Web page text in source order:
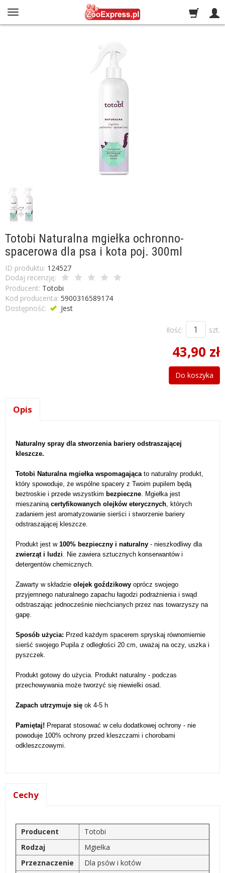
Totobi Naturalna mgiełka ochronno-
spacerowa dla psa i kota poj. 300ml
ID produktu: 124527
Dodaj recenzję:
Producent: Totobi
Kod producenta: 5900316589174
Dostępność:
Jest
Ilość: szt.
43,90 zł
Do koszyka
Opis
Naturalny spray dla stworzenia bariery odstraszającej
kleszcze.
Totobi Naturalna mgiełka wspomagającato naturalny produkt,
który spowoduje, że wspólne spacery z Twoim pupilem będą
beztroskie i przede wszystkim bezpieczne. Mgiełka jest
mieszaniną certyfikowanych olejków eterycznych, których
zadaniem jest aromatyzowanie sierści i stworzenie bariery
odstraszającej kleszcze.
Produkt jest w 100% bezpieczny i naturalny - nieszkodliwy dla
zwierząt i ludzi. Nie zawiera sztucznych konserwantów i
detergentów chemicznych.
Zawarty w składzie olejek goździkowy oprócz swojego
przyjemnego naturalnego zapachu łagodzi podrażnienia i swąd
odstraszając jednocześnie niechcianych przez nas towarzyszy na
gapę.
Sposób użycia: Przed każdym spacerem spryskaj równomiernie
sierść swojego Pupila z odległości 20 cm, uważaj na oczy, uszka i
pyszczek.
Produkt gotowy do użycia. Produkt naturalny - podczas
przechowywania może tworzyć się niewielki osad.
Zapach utrzymuje się ok 4-5 h
Pamiętaj! Preparat stosować w celu dodatkowej ochrony - nie
powoduje 100% ochrony przed kleszczami i chorobami
odkleszczowymi.
Cechy
Producent
Totobi
Rodzaj
Mgiełka
Przeznaczenie
Dla psów i kotów